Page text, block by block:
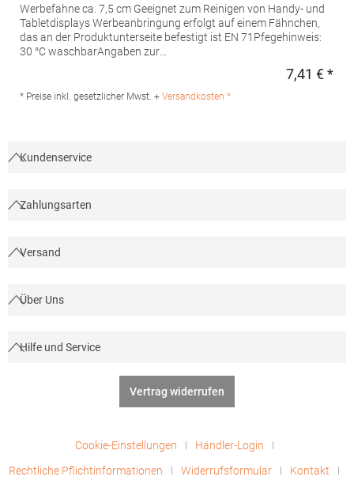
Werbefahne ca. 7,5 cm Geeignet zum Reinigen von Handy- und
Tabletdisplays Werbeanbringung erfolgt auf einem Fähnchen,
das an der Produktunterseite befestigt ist EN 71Pfegehinweis:
30 °C waschbarAngaben zur
Germanyinfo@mbw.shMaterialzusammensetzung: Polyester,
7,41 € *
* Preise inkl. gesetzlicher Mwst. + Versandkosten *
Kundenservice
Zahlungsarten
Versand
Über Uns
Hilfe und Service
Vertrag widerrufen
Cookie-Einstellungen
Händler-Login
Rechtliche Pflichtinformationen
Widerrufsformular Kontakt